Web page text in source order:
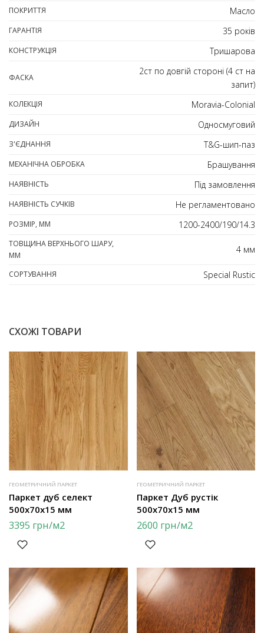
ПОКРИТТЯ Масло
ГАРАНТІЯ 35 років
КОНСТРУКЦІЯ Тришарова
ФАСКА
2ст по довгій стороні (4 ст на
запит)
КОЛЕКЦІЯ Moravia-Colonial
ДИЗАЙН Односмуговий
З'ЄДНАННЯ T&G-шип-паз
МЕХАНІЧНА ОБРОБКА Брашування
НАЯВНІСТЬ Під замовлення
НАЯВНІСТЬ СУЧКІВ Не регламентовано
РОЗМІР, ММ 1200-2400/190/14.3
ТОВЩИНА ВЕРХНЬОГО ШАРУ,
ММ
4 мм
СОРТУВАННЯ Special Rustic
СХОЖІ ТОВАРИ
ГЕОМЕТРИЧНИЙ ПАРКЕТ
Паркет дуб селект
500х70х15 мм
3395 грн/м2
ГЕОМЕТРИЧНИЙ ПАРКЕТ
Паркет Дуб рустік
500х70х15 мм
2600 грн/м2